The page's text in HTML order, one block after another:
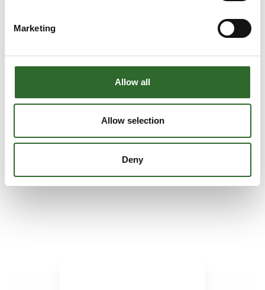
Marketing
Allow all
Allow selection
Deny
Gratis hjælpeværktøjer - Ny Grafisk
række onlineværktøjer til at assistere vores kunder
ved produkt konfigurering/dimensionering, og vi